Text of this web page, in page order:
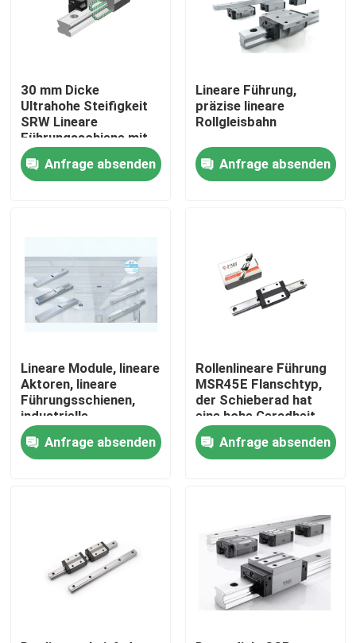
Startseite
Über uns
Qualitätskontrolle
Kontakt
Elektronische Komponenten
30 mm Dicke
Ultrahohe Steifigkeit
SRW Lineare
Führungsschiene mit
starker Ladekapazität
und biseriellen
Rollkolonnen
Anfrage absenden
Lineare Führung,
präzise lineare
Rollgleisbahn
Anfrage absenden
Lineare Module, lineare
Aktoren, lineare
Führungsschienen,
industrielle
Automatisierung
Anfrage absenden
Rollenlineare Führung
MSR45E Flanschtyp,
der Schieberad hat
eine hohe Geradheit
und Austauschbarkeit.
Anfrage absenden